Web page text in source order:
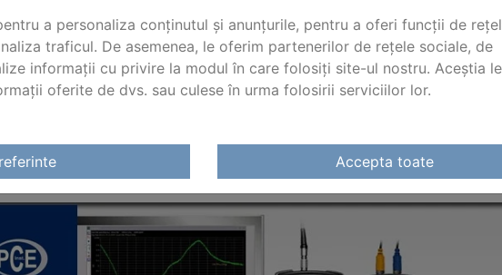
- Partener oficial in Romania
INSTRUMENTS - PARTENER OFICIAL IN ROMANIA
a personaliza conținutul și anunțurile, pentru a oferi funcții de
traficul. De asemenea, le oferim partenerilor de rețele sociale, de
informații cu privire la modul în care folosiți site-ul nostru. Aceștia
oferite de dvs. sau culese în urma folosirii serviciilor lor.
Accepta toate